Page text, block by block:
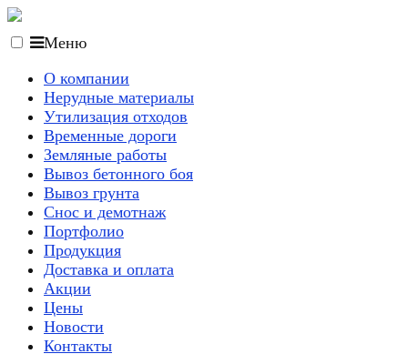
Меню
О компании
Нерудные материалы
Утилизация отходов
Временные дороги
Земляные работы
Вывоз бетонного боя
Вывоз грунта
Снос и демотнаж
Портфолио
Продукция
Доставка и оплата
Акции
Цены
Новости
Контакты